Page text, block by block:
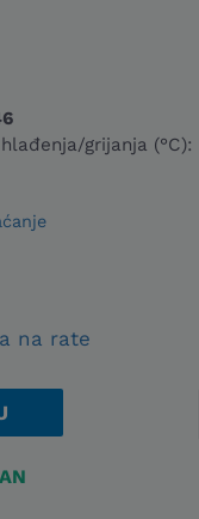
grijanja (°C):
na rate